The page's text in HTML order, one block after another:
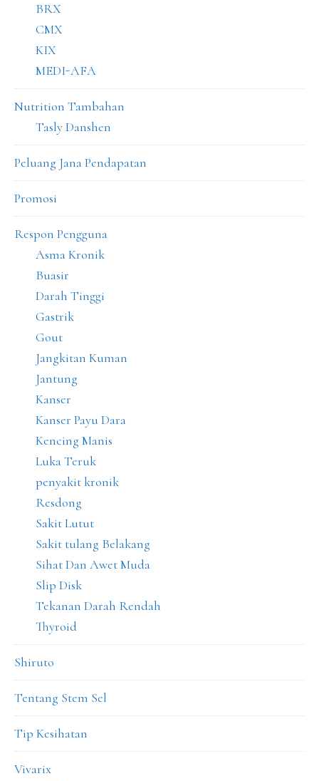
BRX
CMX
KIX
MEDI-AFA
Nutrition Tambahan
Tasly Danshen
Peluang Jana Pendapatan
Promosi
Respon Pengguna
Asma Kronik
Buasir
Darah Tinggi
Gastrik
Gout
Jangkitan Kuman
Jantung
Kanser
Kanser Payu Dara
Kencing Manis
Luka Teruk
penyakit kronik
Resdong
Sakit Lutut
Sakit tulang Belakang
Sihat Dan Awet Muda
Slip Disk
Tekanan Darah Rendah
Thyroid
Shiruto
Tentang Stem Sel
Tip Kesihatan
Vivarix